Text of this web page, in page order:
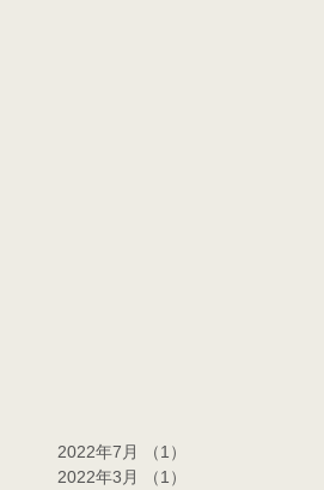
2022年7月 （1）
2022年3月
（1）